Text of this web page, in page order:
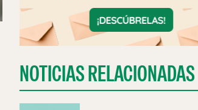
NOTICIAS RELACIONADAS